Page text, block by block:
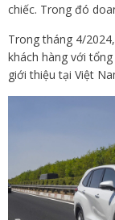
chiếc. Trong đó
Trong tháng 4/
khách hàng với
giới thiệu tại Việt